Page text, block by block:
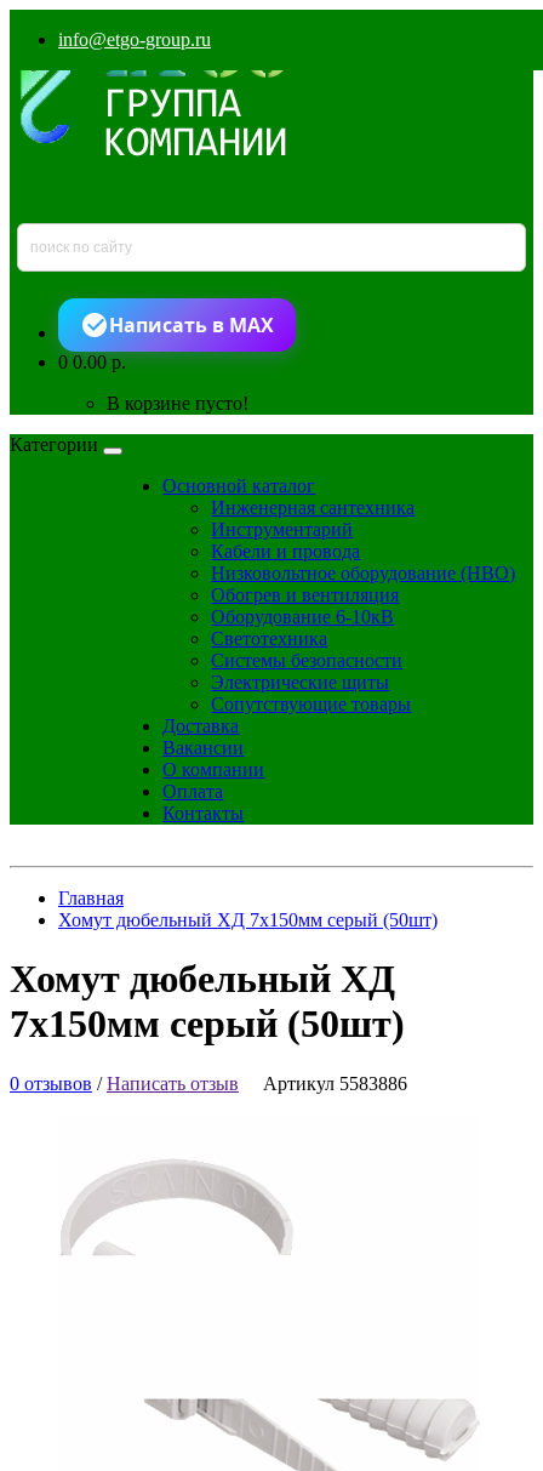
info@etgo-group.ru
Написать в MAX
00.00 р.
В корзине пусто!
Категории
Основной каталог
Инженерная сантехника
Инструментарий
Кабели и провода
Низковольтное оборудование (НВО)
Обогрев и вентиляция
Оборудование 6-10кВ
Светотехника
Системы безопасности
Электрические щиты
Сопутствующие товары
Доставка
Вакансии
О компании
Оплата
Контакты
Главная
Хомут дюбельный ХД 7х150мм серый (50шт)
Хомут дюбельный ХД
7х150мм серый (50шт)
0 отзывов /Написать отзыв Артикул 5583886